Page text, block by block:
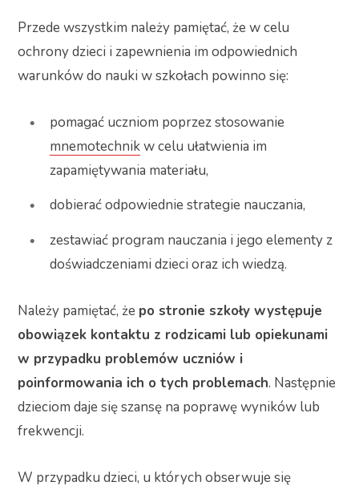
Przede wszystkim należy pamiętać, że w celu
ochrony dzieci i zapewnienia im odpowiednich
warunków do nauki w szkołach powinno się:
pomagać uczniom poprzez stosowanie
mnemotechnikw celu ułatwienia im
zapamiętywania materiału,
dobierać odpowiednie strategie nauczania,
zestawiać program nauczania i jego elementy z
doświadczeniami dzieci oraz ich wiedzą.
Należy pamiętać, że po stronie szkoły występuje
obowiązek kontaktu z rodzicami lub opiekunami
w przypadku problemów uczniów i
poinformowania ich o tych problemach. Następnie
dzieciom daje się szansę na poprawę wyników lub
frekwencji.
W przypadku dzieci, u których obserwuje się